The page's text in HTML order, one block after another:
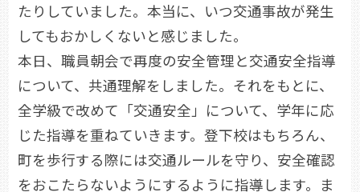
たりしていました。本当に、いつ交通事故が発生
してもおかしくないと感じました。
本日、職員朝会で再度の安全管理と交通安全指導
について、共通理解をしました。それをもとに、
全学級で改めて「交通安全」について、学年に応
じた指導を重ねていきます。登下校はもちろん、
町を歩行する際には交通ルールを守り、安全確認
をおこたらないようにするように指導します。ま